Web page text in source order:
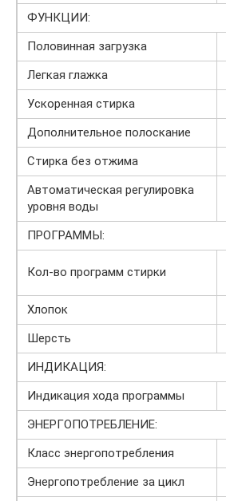
ФУНКЦИИ:
Половинная загрузка
Легкая глажка
Ускоренная стирка
Дополнительное полоскание
Стирка без отжима
Автоматическая регулировка
уровня воды
ПРОГРАММЫ:
Кол-во программ стирки
Хлопок
Шерсть
ИНДИКАЦИЯ:
Индикация хода программы
ЭНЕРГОПОТРЕБЛЕНИЕ:
Класс энергопотребления
Энергопотребление за цикл